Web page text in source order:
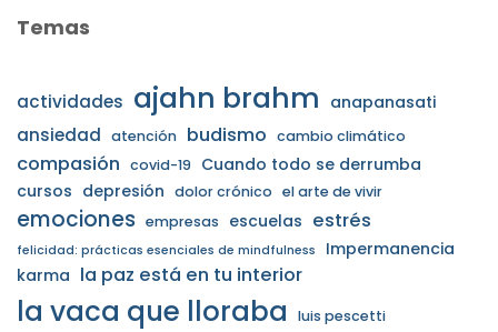
Temas
actividades ajahn brahm anapanasati
ansiedad atención budismo cambio climático
compasión covid-19 Cuando todo se derrumba
cursos depresión dolor crónico el arte de vivir
emociones empresas escuelas estrés
felicidad: prácticas esenciales de mindfulness
Impermanencia
karma la paz está en tu interior
la vaca que lloraba luis pescetti